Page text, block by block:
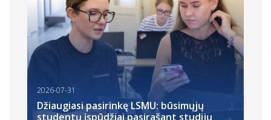
2026-07-31
Džiaugiasi pasirinkę LSMU: būsimųjų
studentų įspūdžiai pasirašant studijų